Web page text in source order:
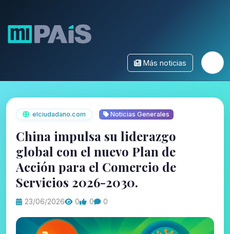
Más noticias
elciudadano.com Noticias Generales
China impulsa su liderazgo
global con el nuevo Plan de
Acción para el Comercio de
Servicios 2026-2030.
23/06/2026 0 0 0